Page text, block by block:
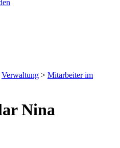
Verwaltung > Mitarbeiter im
Nina